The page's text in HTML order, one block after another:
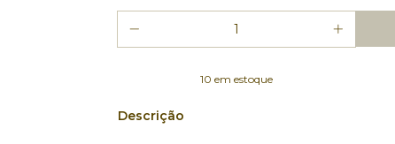
10 em estoque
Descrição